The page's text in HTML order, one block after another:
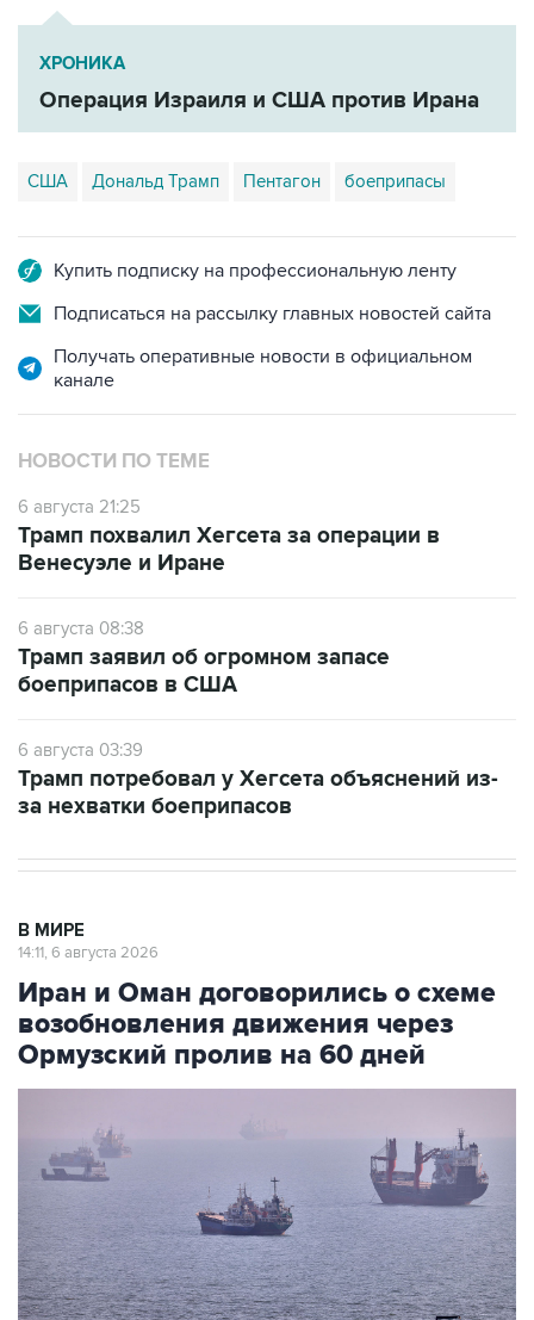
ХРОНИКА
Операция Израиля и США против Ирана
США Дональд Трамп Пентагон боеприпасы
Купить подписку на профессиональную ленту
Подписаться на рассылку главных новостей сайта
Получать оперативные новости в официальном
канале
НОВОСТИ ПО ТЕМЕ
6 августа 21:25
Трамп похвалил Хегсета за операции в
Венесуэле и Иране
6 августа 08:38
Трамп заявил об огромном запасе
боеприпасов в США
6 августа 03:39
Трамп потребовал у Хегсета объяснений из-
за нехватки боеприпасов
В МИРЕ
14:11, 6 августа 2026
Иран и Оман договорились о схеме
возобновления движения через
Ормузский пролив на 60 дней